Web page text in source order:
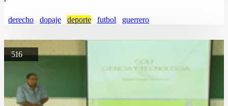
derecho dopaje deporte futbol guerrero
516